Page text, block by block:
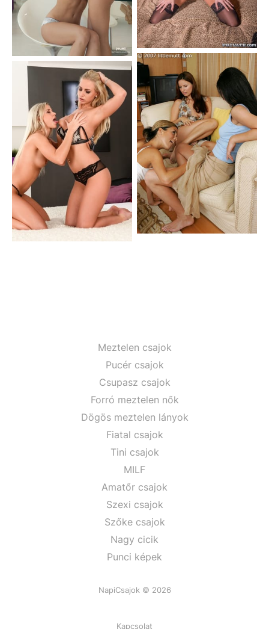
Meztelen csajok
Pucér csajok
Csupasz csajok
Forró meztelen nők
Dögös meztelen lányok
Fiatal csajok
Tini csajok
MILF
Amatőr csajok
Szexi csajok
Szőke csajok
Nagy cicik
Punci képek
NapiCsajok © 2026
Kapcsolat